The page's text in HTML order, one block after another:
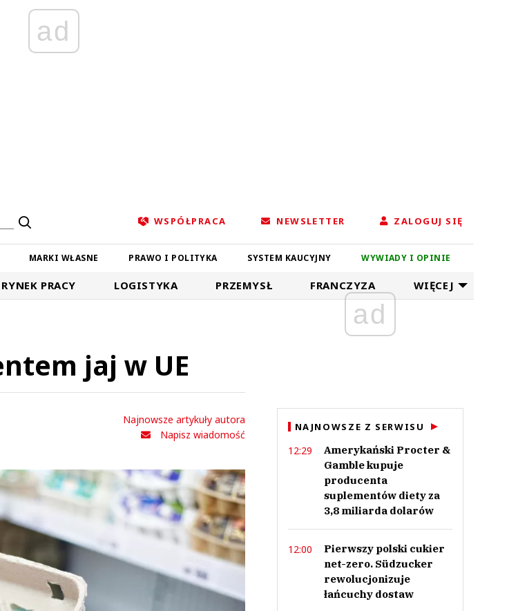
ad
WSPÓŁPRACA NEWSLETTER ZALOGUJ SIĘ
MARKI WŁASNE PRAWO I POLITYKA SYSTEM KAUCYJNY WYWIADY I OPINIE
RYNEK PRACY LOGISTYKA PRZEMYSŁ FRANCZYZA WIĘCEJ
jaj w UE
Najnowsze artykuły autora
Napisz wiadomość
ad
NAJNOWSZE Z SERWISU
12:29
Amerykański Procter &
Gamble kupuje
producenta
suplementów diety za
3,8 miliarda dolarów
12:00
Pierwszy polski cukier
net-zero. Südzucker
rewolucjonizuje
łańcuchy dostaw